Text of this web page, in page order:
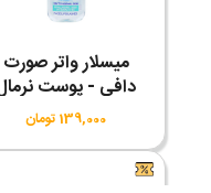
میسلار واتر صورت
دافی - پوست
139,000 تومان